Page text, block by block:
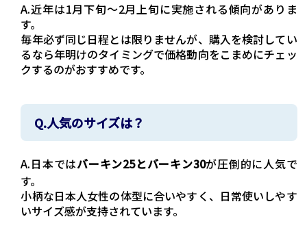
A.近年は1月下旬〜2月上旬に実施される傾向がありま
す。
毎年必ず同じ日程とは限りませんが、購入を検討してい
るなら年明けのタイミングで価格動向をこまめにチェッ
クするのがおすすめです。
Q.人気のサイズは？
A.日本ではバーキン25とバーキン30が圧倒的に人気で
す。
小柄な日本人女性の体型に合いやすく、日常使いしやす
いサイズ感が支持されています。